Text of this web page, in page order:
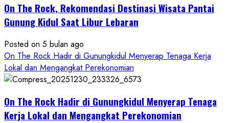
Wisata
Kekinian
On The Rock, Rekomendasi Destinasi Wisata Pantai
Gunung Kidul Saat Libur Lebaran
Posted on 5 bulan ago
On The Rock Hadir di Gunungkidul Menyerap Tenaga Kerja
Lokal dan Mengangkat Perekonomian
On The Rock Hadir di Gunungkidul Menyerap Tenaga
Kerja Lokal dan Mengangkat Perekonomian